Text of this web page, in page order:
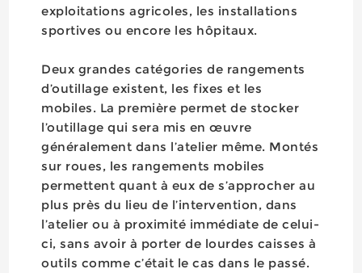
exploitations agricoles, les installations
sportives ou encore les hôpitaux.
Deux grandes catégories de rangements
d’outillage existent, les fixes et les
mobiles. La première permet de stocker
l’outillage qui sera mis en œuvre
généralement dans l’atelier même. Montés
sur roues, les rangements mobiles
permettent quant à eux de s’approcher au
plus près du lieu de l’intervention, dans
l’atelier ou à proximité immédiate de celui-
ci, sans avoir à porter de lourdes caisses à
outils comme c’était le cas dans le passé.